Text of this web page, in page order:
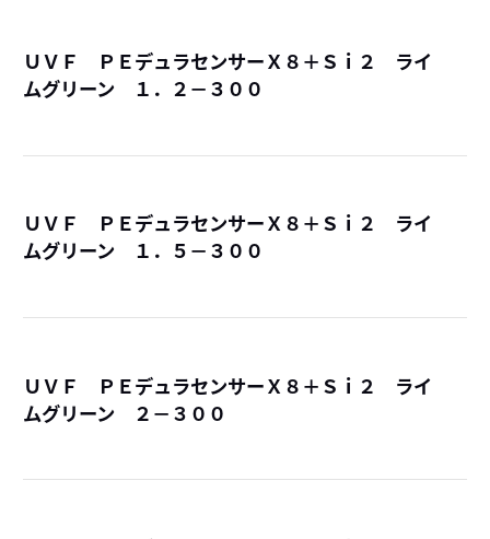
ＵＶＦ ＰＥデュラセンサーＸ８＋Ｓｉ２ ライ
ムグリーン １．２－３００
ＵＶＦ ＰＥデュラセンサーＸ８＋Ｓｉ２ ライ
ムグリーン １．５－３００
ＵＶＦ ＰＥデュラセンサーＸ８＋Ｓｉ２ ライ
ムグリーン ２－３００